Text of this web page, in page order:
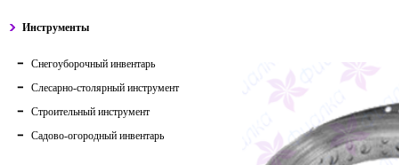
Инструменты
Снегоуборочный инвентарь
Слесарно-столярный инструмент
Строительный инструмент
Садово-огородный инвентарь